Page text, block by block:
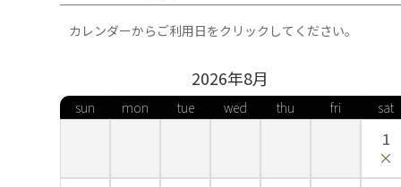
カレンダーからご利用日をクリックしてください。
2026年8月
sun mon tue wed thu fri sat
1